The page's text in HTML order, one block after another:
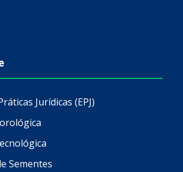
Jurídicas (EPJ)
Sementes